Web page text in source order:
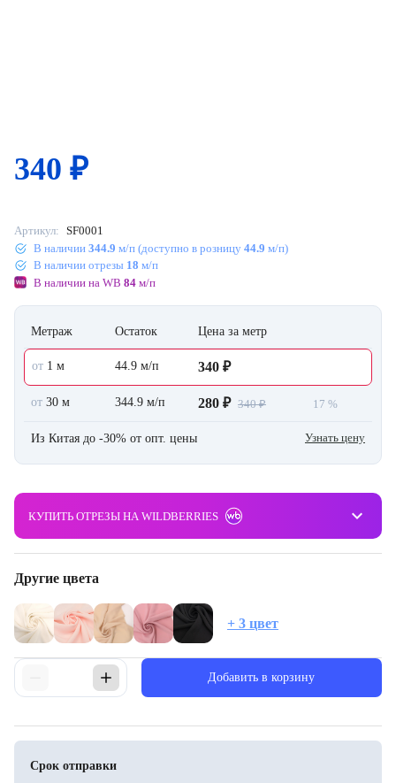
340 ₽
Артикул: SF0001
В наличии 344.9 м/п (доступно в розницу 44.9 м/п)
В наличии отрезы 18 м/п
В наличии на WB 84 м/п
Метраж Остаток Цена за метр
от 1 м 44.9 м/п 340 ₽
от 30 м 344.9 м/п 280 ₽ 340 ₽ 17 %
Из Китая до -30% от опт. цены Узнать цену
КУПИТЬ ОТРЕЗЫ НА WILDBERRIES keyboard_arrow_down
Другие цвета
+ 3 цвет
Добавить в корзину
Срок отправки